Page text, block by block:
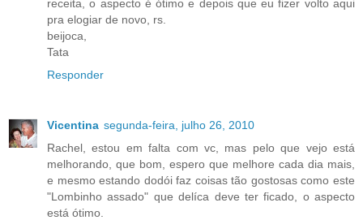
receita, o aspecto é ótimo e depois que eu fizer volto aqui
pra elogiar de novo, rs.
beijoca,
Tata
Responder
Vicentina segunda-feira, julho 26, 2010
Rachel, estou em falta com vc, mas pelo que vejo está
melhorando, que bom, espero que melhore cada dia mais,
e mesmo estando dodói faz coisas tão gostosas como este
"Lombinho assado" que delíca deve ter ficado, o aspecto
está ótimo.